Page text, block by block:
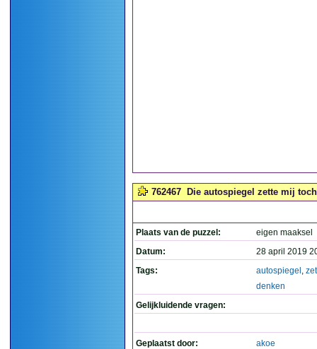
762467 Die autospiegel zette mij
Plaats van de puzzel:
eigen maaksel
Datum:
28 april 2019
Tags:
autospiegel ,
denken
Gelijkluidende vragen:
Geplaatst door: akoe